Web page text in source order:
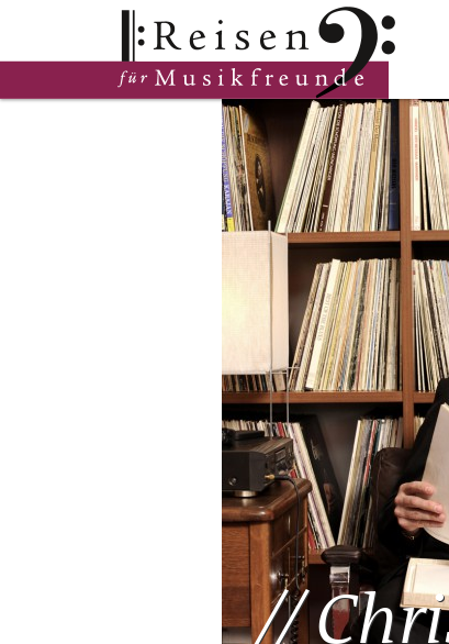
Fußzeile Cookie-Einstellungen